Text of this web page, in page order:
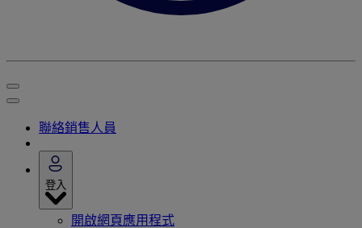
聯絡銷售人員
登入
開啟網頁應用程式